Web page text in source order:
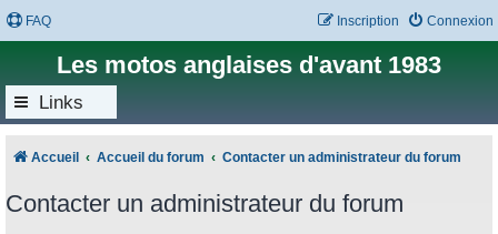
FAQ Connexion
Inscription
Les motos anglaises d'avant 1983
Links
Accueil Accueil du forum Contacter un administrateur du forum
Contacter un administrateur du forum